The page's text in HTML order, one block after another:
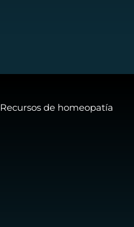
Recursos de homeopatía